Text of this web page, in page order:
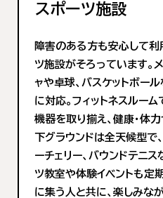
スポーツ施設
障害のある方も安心して利
ツ施設がそろっています。
ャや卓球、バスケットボー
に対応。フィットネスルー
機器を取り揃え、健康・体
下グラウンドは全天候型で
ーチェリー、バウンドテニ
ツ教室や体験イベントも定
に集う人と共に、楽しみな